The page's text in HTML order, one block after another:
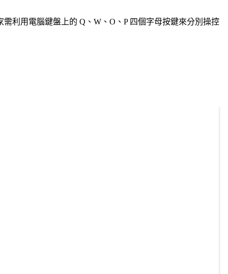
利用電腦鍵盤上的 Q、W、O、P 四個字母按鍵來分別操控